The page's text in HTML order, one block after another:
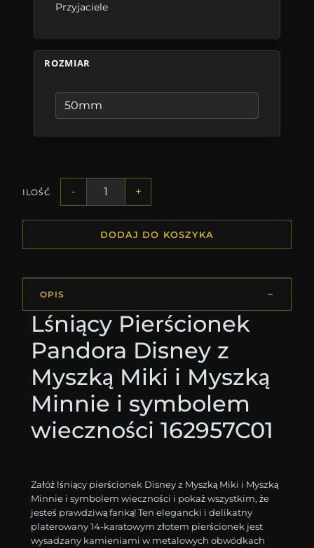
Przyjaciele
ROZMIAR
ILOŚĆ - +
DODAJ DO KOSZYKA
OPIS
Lśniący Pierścionek
Pandora Disney z
Myszką Miki i Myszką
Minnie i symbolem
wieczności 162957C01
Załóż lśniący pierścionek Disney z Myszką Miki i Myszką
Minnie i symbolem wieczności i pokaż wszystkim, że
jesteś prawdziwą fanką! Ten elegancki i delikatny
platerowany 14-karatowym złotem pierścionek jest
wysadzany kamieniami w metalowych obwódkach